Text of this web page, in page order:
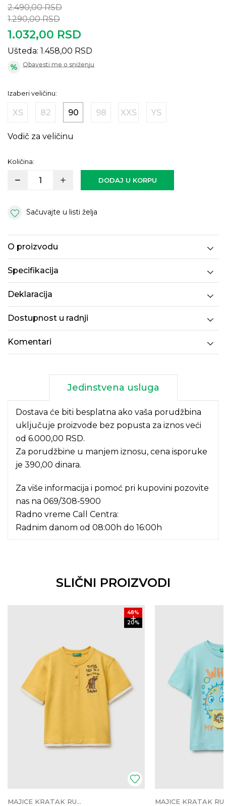
2.490,00 RSD
1.290,00 RSD
1.032,00 RSD
Ušteda: 1.458,00 RSD
Obavesti me o sniženju
Izaberi veličinu:
XS 82 90 98 XXS YS
Vodič za veličinu
Količina:
DODAJ U KORPU
Sačuvajte u listi želja
O proizvodu
Specifikacija
Deklaracija
Dostupnost u radnji
Komentari
Jedinstvena usluga
Dostava će biti besplatna ako vaša porudžbina
uključuje proizvode bez popusta za iznos veći
od 6.000,00 RSD.
Za porudžbine u manjem iznosu, cena isporuke
je 390,00 dinara.
Za više informacija i pomoć pri kupovini pozovite
nas na 069/308-5900
Radno vreme Call Centra:
Radnim danom od 08:00h do 16:00h
SLIČNI PROIZVODI
48%
20%
MAJICE KRATAK RUKAV